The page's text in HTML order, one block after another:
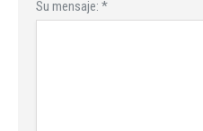
Su mensaje: *